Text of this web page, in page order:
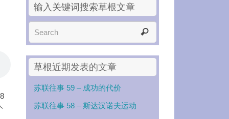
输入关键词搜索草根文章
草根近期发表的文章
苏联往事 59 – 成功的代价
苏联往事 58 – 斯达汉诺夫运动